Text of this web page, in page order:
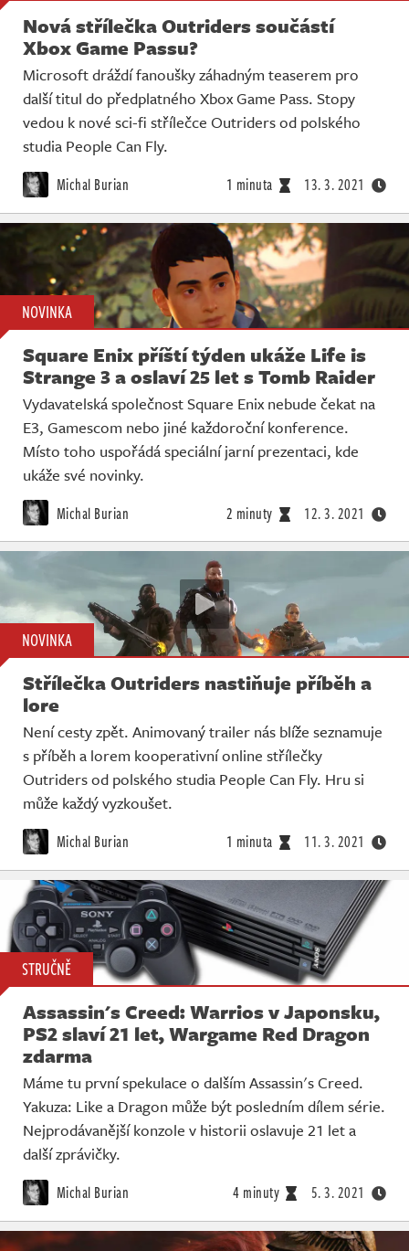
Nová střílečka Outriders součástí
Xbox Game Passu?
Microsoft dráždí fanoušky záhadným teaserem pro
další titul do předplatného Xbox Game Pass. Stopy
vedou k nové sci-fi střílečce Outriders od polského
studia People Can Fly.
Michal Burian 1 minuta 13. 3. 2021
NOVINKA
Square Enix příští týden ukáže Life is
Strange 3 a oslaví 25 let s Tomb Raider
Vydavatelská společnost Square Enix nebude čekat na
E3, Gamescom nebo jiné každoroční konference.
Místo toho uspořádá speciální jarní prezentaci, kde
ukáže své novinky.
Michal Burian 2 minuty 12. 3. 2021
NOVINKA
Střílečka Outriders nastiňuje příběh a
lore
Není cesty zpět. Animovaný trailer nás blíže seznamuje
s příběh a lorem kooperativní online střílečky
Outriders od polského studia People Can Fly. Hru si
může každý vyzkoušet.
Michal Burian 1 minuta 11. 3. 2021
STRUČNĚ
Assassin's Creed: Warrios v Japonsku,
PS2 slaví 21 let, Wargame Red Dragon
zdarma
Máme tu první spekulace o dalším Assassin's Creed.
Yakuza: Like a Dragon může být posledním dílem série.
Nejprodávanější konzole v historii oslavuje 21 let a
další zprávičky.
Michal Burian 4 minuty 5. 3. 2021